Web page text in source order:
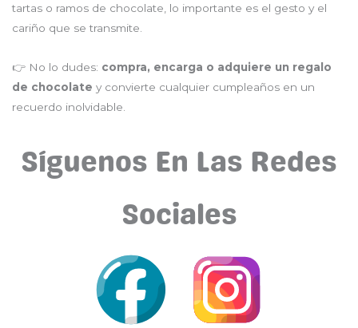
tartas o ramos de chocolate, lo importante es el gesto y el
cariño que se transmite.
👉 No lo dudes: compra, encarga o adquiere un regalo
de chocolate y convierte cualquier cumpleaños en un
recuerdo inolvidable.
Síguenos En Las Redes
Sociales